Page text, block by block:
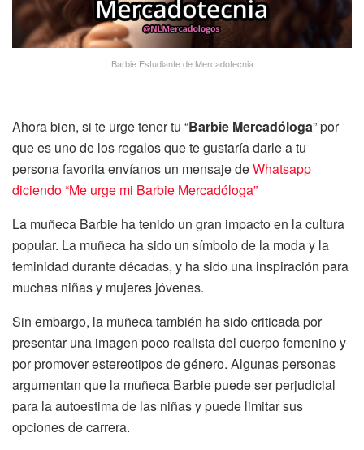
Barbie Estudiante de Mercadotecnia
Ahora bien, si te urge tener tu “Barbie Mercadóloga” por
que es uno de los regalos que te gustaría darle a tu
persona favorita envíanos un mensaje deWhatsapp
diciendo “Me urge mi Barbie Mercadóloga”
La muñeca Barbie ha tenido un gran impacto en la cultura
popular. La muñeca ha sido un símbolo de la moda y la
feminidad durante décadas, y ha sido una inspiración para
muchas niñas y mujeres jóvenes.
Sin embargo, la muñeca también ha sido criticada por
presentar una imagen poco realista del cuerpo femenino y
por promover estereotipos de género. Algunas personas
argumentan que la muñeca Barbie puede ser perjudicial
para la autoestima de las niñas y puede limitar sus
opciones de carrera.